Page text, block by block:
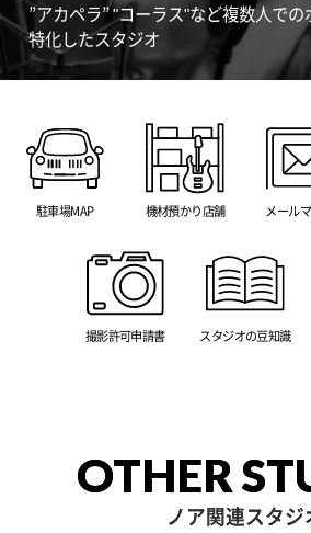
”アカペラ” "コーラス"など複数人で
特化したスタジオ
駐車場MAP 機材預かり店舗 メール
撮影許可申請書 スタジオの豆知識
OTHER
ノア関連スタジ